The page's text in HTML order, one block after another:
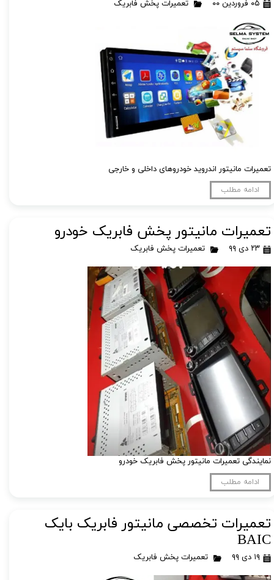
۰۵ فروردین ۰۰ تعمیرات پخش فابریک
تعمیرات مانیتور اندروید خودروهای داخلی و خارجی
ادامه مطلب
تعمیرات مانیتور پخش فابریک خودرو
۲۳ دی ۹۹ تعمیرات پخش فابریک
نمایندگی تعمیرات مانیتور پخش فابریک خودرو
ادامه مطلب
تعمیرات تخصصی مانیتور فابریک بایک
BAIC
۱۹ دی ۹۹ تعمیرات پخش فابریک